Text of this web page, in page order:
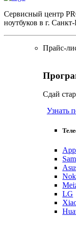
Сервисный центр
ноутбуков в г.
Прайс-
Сдай
Узнать
LG